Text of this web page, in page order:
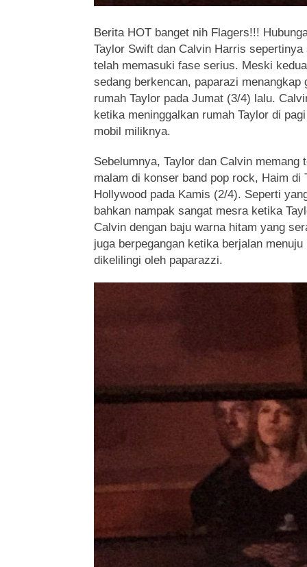
Berita HOT banget nih Flagers!!!
Taylor Swift dan Calvin Harris
telah memasuki fase serius. Meski
sedang berkencan, paparazi
rumah Taylor pada Jumat (3/4) lalu.
ketika meninggalkan rumah Taylor di
mobil miliknya.
Sebelumnya, Taylor dan Calvin memang
malam di konser band pop rock, Haim di
Hollywood pada Kamis (2/4). Seperti
bahkan nampak sangat mesra ketika
Calvin dengan baju warna hitam yang
juga berpegangan ketika berjalan
dikelilingi oleh paparazzi.